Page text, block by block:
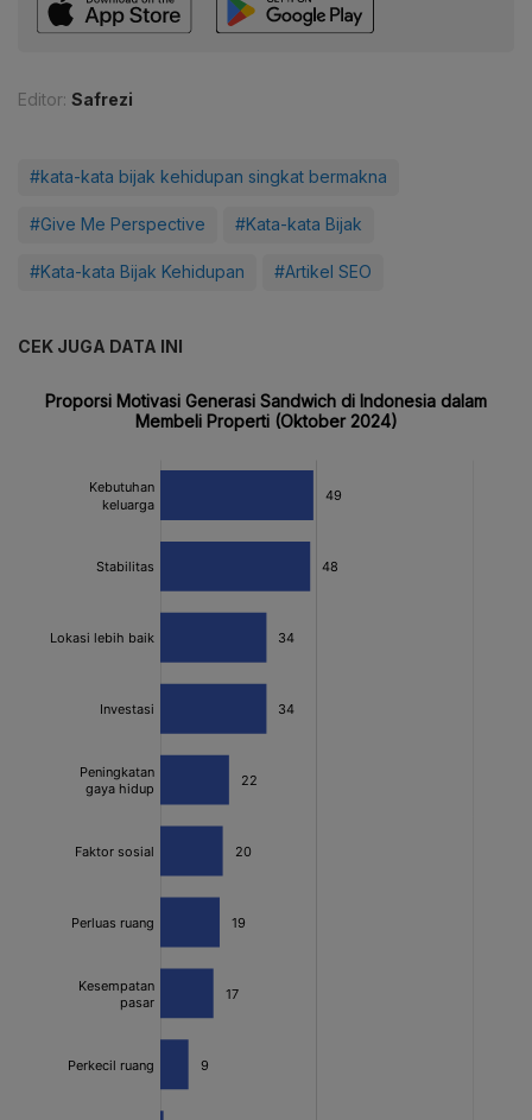
Editor: Safrezi
#kata-kata bijak kehidupan singkat bermakna
#Give Me Perspective #Kata-kata Bijak
#Kata-kata Bijak Kehidupan #Artikel SEO
CEK JUGA DATA INI